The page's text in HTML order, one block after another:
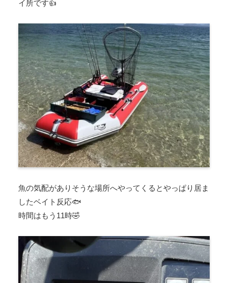
イ所です👍
魚の気配がありそうな場所へやってくるとやっぱり居ま
したベイト反応🐟
時間はもう11時🤣